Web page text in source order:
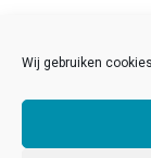
Wij gebruiken